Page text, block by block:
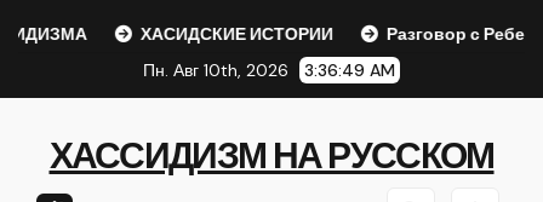
ХАСИДСКИЕ ИСТОРИИ
Разговор с Ребе
Пн. Авг 10th, 2026
3:36:49 AM
ХАССИДИЗМ НА РУССКОМ